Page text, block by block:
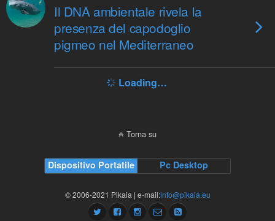
Il DNA ambientale rivela la
presenza del capodoglio
pigmeo nel Mediterraneo
Loading…
Torna su
Dispositivo Portatile Pc Desktop
© 2006-2021 Pikaia | e-mail:info@pikaia.eu